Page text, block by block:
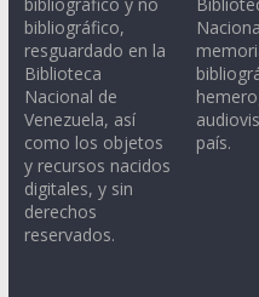
bibliográfico,
resguardado en la
Biblioteca
Nacional de
Venezuela, así
como los objetos
y recursos nacidos
digitales, y sin
derechos
reservados.
país.